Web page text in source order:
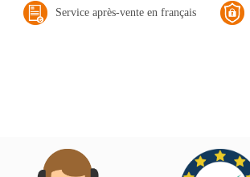
Service après-vente en français